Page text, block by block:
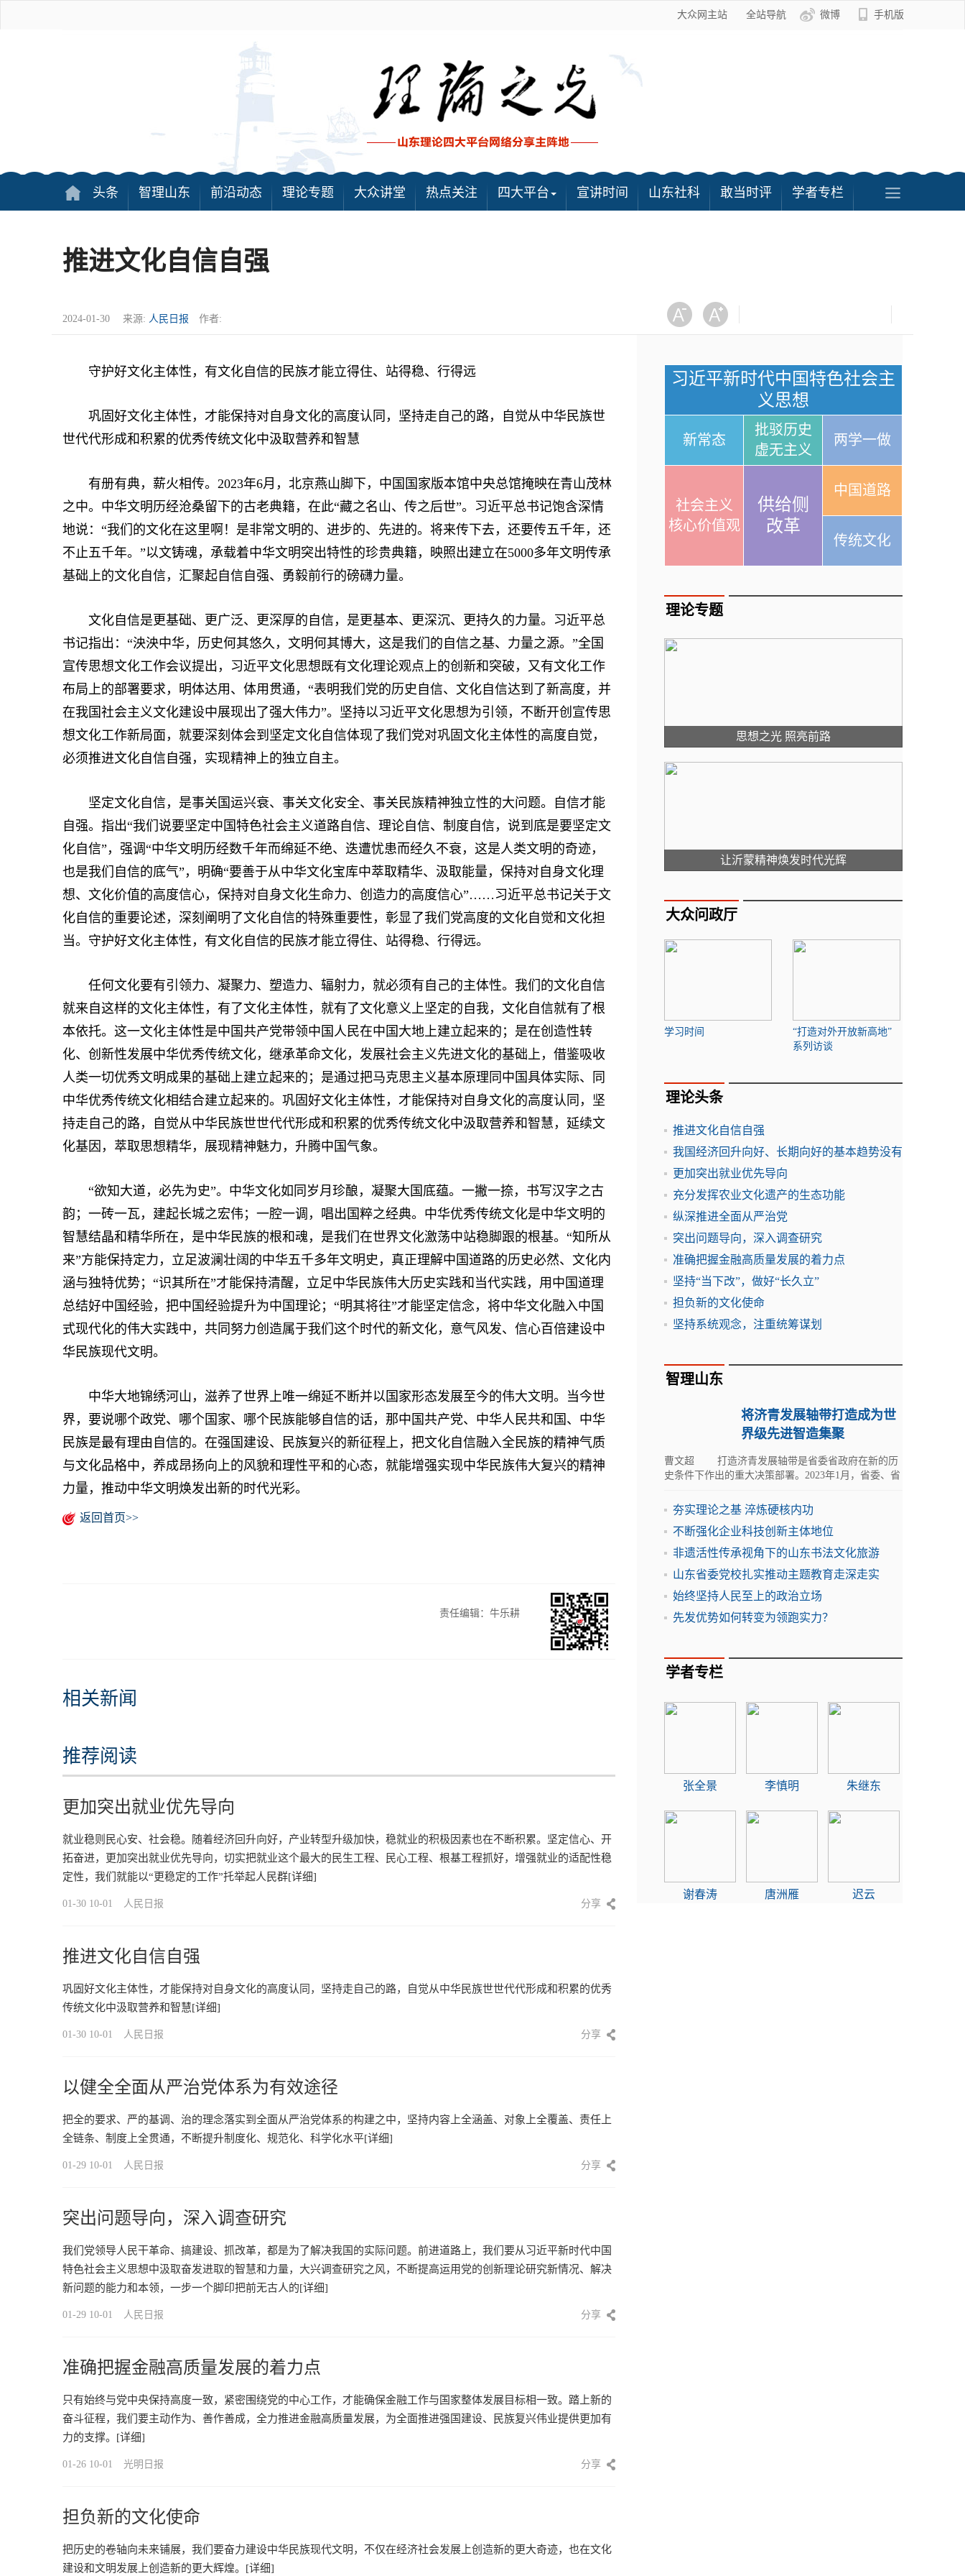
大众网主站 全站导航 微博 手机版
头条 智理山东 前沿动态 理论专题 大众讲堂 热点关注 四大平台 宣讲时间 山东社科 敢当时评 学者专栏
推进文化自信自强
2024-01-30 来源: 人民日报 作者:
守护好文化主体性，有文化自信的民族才能立得住、站得稳、行得远
巩固好文化主体性，才能保持对自身文化的高度认同，坚持走自己的路，自觉从中华民族世
世代代形成和积累的优秀传统文化中汲取营养和智慧
有册有典，薪火相传。2023年6月，北京燕山脚下，中国国家版本馆中央总馆掩映在青山茂林
之中。中华文明历经沧桑留下的古老典籍，在此“藏之名山、传之后世”。习近平总书记饱含深情
地说：“我们的文化在这里啊！是非常文明的、进步的、先进的。将来传下去，还要传五千年，还
不止五千年。”以文铸魂，承载着中华文明突出特性的珍贵典籍，映照出建立在5000多年文明传承
基础上的文化自信，汇聚起自信自强、勇毅前行的磅礴力量。
文化自信是更基础、更广泛、更深厚的自信，是更基本、更深沉、更持久的力量。习近平总
书记指出：“泱泱中华，历史何其悠久，文明何其博大，这是我们的自信之基、力量之源。”全国
宣传思想文化工作会议提出，习近平文化思想既有文化理论观点上的创新和突破，又有文化工作
布局上的部署要求，明体达用、体用贯通，“表明我们党的历史自信、文化自信达到了新高度，并
在我国社会主义文化建设中展现出了强大伟力”。坚持以习近平文化思想为引领，不断开创宣传思
想文化工作新局面，就要深刻体会到坚定文化自信体现了我们党对巩固文化主体性的高度自觉，
必须推进文化自信自强，实现精神上的独立自主。
坚定文化自信，是事关国运兴衰、事关文化安全、事关民族精神独立性的大问题。自信才能
自强。指出“我们说要坚定中国特色社会主义道路自信、理论自信、制度自信，说到底是要坚定文
化自信”，强调“中华文明历经数千年而绵延不绝、迭遭忧患而经久不衰，这是人类文明的奇迹，
也是我们自信的底气”，明确“要善于从中华文化宝库中萃取精华、汲取能量，保持对自身文化理
想、文化价值的高度信心，保持对自身文化生命力、创造力的高度信心”……习近平总书记关于文
化自信的重要论述，深刻阐明了文化自信的特殊重要性，彰显了我们党高度的文化自觉和文化担
当。守护好文化主体性，有文化自信的民族才能立得住、站得稳、行得远。
任何文化要有引领力、凝聚力、塑造力、辐射力，就必须有自己的主体性。我们的文化自信
就来自这样的文化主体性，有了文化主体性，就有了文化意义上坚定的自我，文化自信就有了根
本依托。这一文化主体性是中国共产党带领中国人民在中国大地上建立起来的；是在创造性转
化、创新性发展中华优秀传统文化，继承革命文化，发展社会主义先进文化的基础上，借鉴吸收
人类一切优秀文明成果的基础上建立起来的；是通过把马克思主义基本原理同中国具体实际、同
中华优秀传统文化相结合建立起来的。巩固好文化主体性，才能保持对自身文化的高度认同，坚
持走自己的路，自觉从中华民族世世代代形成和积累的优秀传统文化中汲取营养和智慧，延续文
化基因，萃取思想精华，展现精神魅力，升腾中国气象。
“欲知大道，必先为史”。中华文化如同岁月珍酿，凝聚大国底蕴。一撇一捺，书写汉字之古
韵；一砖一瓦，建起长城之宏伟；一腔一调，唱出国粹之经典。中华优秀传统文化是中华文明的
智慧结晶和精华所在，是中华民族的根和魂，是我们在世界文化激荡中站稳脚跟的根基。“知所从
来”方能保持定力，立足波澜壮阔的中华五千多年文明史，真正理解中国道路的历史必然、文化内
涵与独特优势；“识其所在”才能保持清醒，立足中华民族伟大历史实践和当代实践，用中国道理
总结好中国经验，把中国经验提升为中国理论；“明其将往”才能坚定信念，将中华文化融入中国
式现代化的伟大实践中，共同努力创造属于我们这个时代的新文化，意气风发、信心百倍建设中
华民族现代文明。
中华大地锦绣河山，滋养了世界上唯一绵延不断并以国家形态发展至今的伟大文明。当今世
界，要说哪个政党、哪个国家、哪个民族能够自信的话，那中国共产党、中华人民共和国、中华
民族是最有理由自信的。在强国建设、民族复兴的新征程上，把文化自信融入全民族的精神气质
与文化品格中，养成昂扬向上的风貌和理性平和的心态，就能增强实现中华民族伟大复兴的精神
力量，推动中华文明焕发出新的时代光彩。
返回首页>>
责任编辑：牛乐耕
相关新闻
推荐阅读
更加突出就业优先导向
就业稳则民心安、社会稳。随着经济回升向好，产业转型升级加快，稳就业的积极因素也在不断积累。坚定信心、开
拓奋进，更加突出就业优先导向，切实把就业这个最大的民生工程、民心工程、根基工程抓好，增强就业的适配性稳
定性，我们就能以“更稳定的工作”托举起人民群[详细]
01-30 10-01 人民日报 分享
推进文化自信自强
巩固好文化主体性，才能保持对自身文化的高度认同，坚持走自己的路，自觉从中华民族世世代代形成和积累的优秀
传统文化中汲取营养和智慧[详细]
01-30 10-01 人民日报 分享
以健全全面从严治党体系为有效途径
把全的要求、严的基调、治的理念落实到全面从严治党体系的构建之中，坚持内容上全涵盖、对象上全覆盖、责任上
全链条、制度上全贯通，不断提升制度化、规范化、科学化水平[详细]
01-29 10-01 人民日报 分享
突出问题导向，深入调查研究
我们党领导人民干革命、搞建设、抓改革，都是为了解决我国的实际问题。前进道路上，我们要从习近平新时代中国
特色社会主义思想中汲取奋发进取的智慧和力量，大兴调查研究之风，不断提高运用党的创新理论研究新情况、解决
新问题的能力和本领，一步一个脚印把前无古人的[详细]
01-29 10-01 人民日报 分享
准确把握金融高质量发展的着力点
只有始终与党中央保持高度一致，紧密围绕党的中心工作，才能确保金融工作与国家整体发展目标相一致。踏上新的
奋斗征程，我们要主动作为、善作善成，全力推进金融高质量发展，为全面推进强国建设、民族复兴伟业提供更加有
力的支撑。 [详细]
01-26 10-01 光明日报 分享
担负新的文化使命
把历史的卷轴向未来铺展，我们要奋力建设中华民族现代文明，不仅在经济社会发展上创造新的更大奇迹，也在文化
建设和文明发展上创造新的更大辉煌。 [详细]
习近平新时代中国特色社会主
义思想
新常态
批驳历史
虚无主义
两学一做
社会主义
核心价值观
供给侧
改革
中国道路
传统文化
理论专题
思想之光 照亮前路
让沂蒙精神焕发时代光辉
大众问政厅
学习时间
“打造对外开放新高地”
系列访谈
理论头条
推进文化自信自强
我国经济回升向好、长期向好的基本趋势没有
更加突出就业优先导向
充分发挥农业文化遗产的生态功能
纵深推进全面从严治党
突出问题导向，深入调查研究
准确把握金融高质量发展的着力点
坚持“当下改”，做好“长久立”
担负新的文化使命
坚持系统观念，注重统筹谋划
智理山东
将济青发展轴带打造成为世
界级先进智造集聚
曹文超 打造济青发展轴带是省委省政府在新的历
史条件下作出的重大决策部署。2023年1月，省委、省
年行动计
夯实理论之基 淬炼硬核内功
不断强化企业科技创新主体地位
非遗活性传承视角下的山东书法文化旅游
山东省委党校扎实推动主题教育走深走实
始终坚持人民至上的政治立场
先发优势如何转变为领跑实力？
学者专栏
张全景 李慎明 朱继东
谢春涛 唐洲雁 迟云